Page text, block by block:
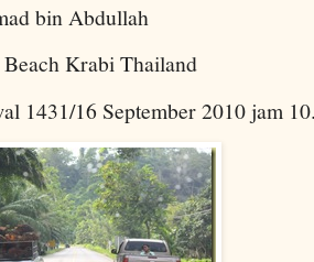
bin Abdullah
Beach Krabi Thailand
1431/16 September 2010 jam